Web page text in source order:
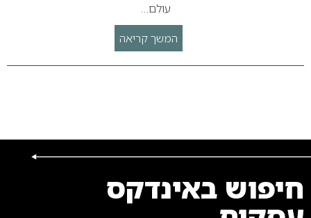
עולם…
המשך קריאה
חיפוש באינדקס